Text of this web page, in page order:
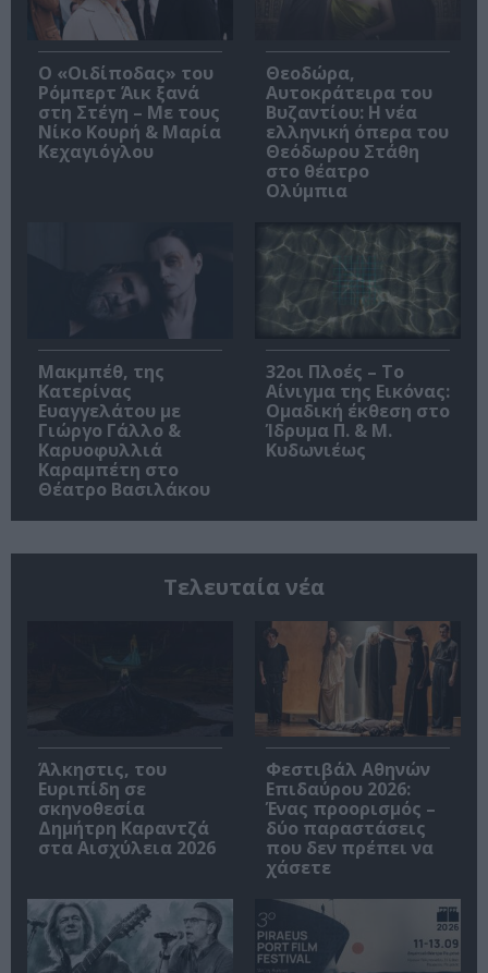
O «Οιδίποδας» του
Ρόμπερτ Άικ ξανά
στη Στέγη – Με τους
Νίκο Κουρή & Μαρία
Κεχαγιόγλου
Θεοδώρα,
Αυτοκράτειρα του
Βυζαντίου: Η νέα
ελληνική όπερα του
Θεόδωρου Στάθη
στο θέατρο
Ολύμπια
Μακμπέθ, της
Κατερίνας
Ευαγγελάτου με
Γιώργο Γάλλο &
Καρυοφυλλιά
Καραμπέτη στο
Θέατρο Βασιλάκου
32οι Πλοές – Το
Αίνιγμα της Εικόνας:
Ομαδική έκθεση στο
Ίδρυμα Π. & Μ.
Κυδωνιέως
Τελευταία νέα
Άλκηστις, του
Ευριπίδη σε
σκηνοθεσία
Δημήτρη Καραντζά
στα Αισχύλεια 2026
Φεστιβάλ Αθηνών
Επιδαύρου 2026:
Ένας προορισμός –
δύο παραστάσεις
που δεν πρέπει να
χάσετε